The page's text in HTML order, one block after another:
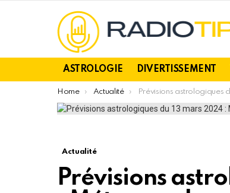
ASTROLOGIE DIVERTISSEMENT
You are here:
Home Actualité Prévisions astrologiques du 13 mars 2024 : Métamorphose céleste
Actualité
Prévisions